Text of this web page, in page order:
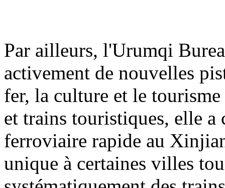
Par ailleurs, l'Urumqi
activement de nouvelles
fer, la culture et le
et trains touristiques, elle a
ferroviaire rapide au
unique à certaines villes